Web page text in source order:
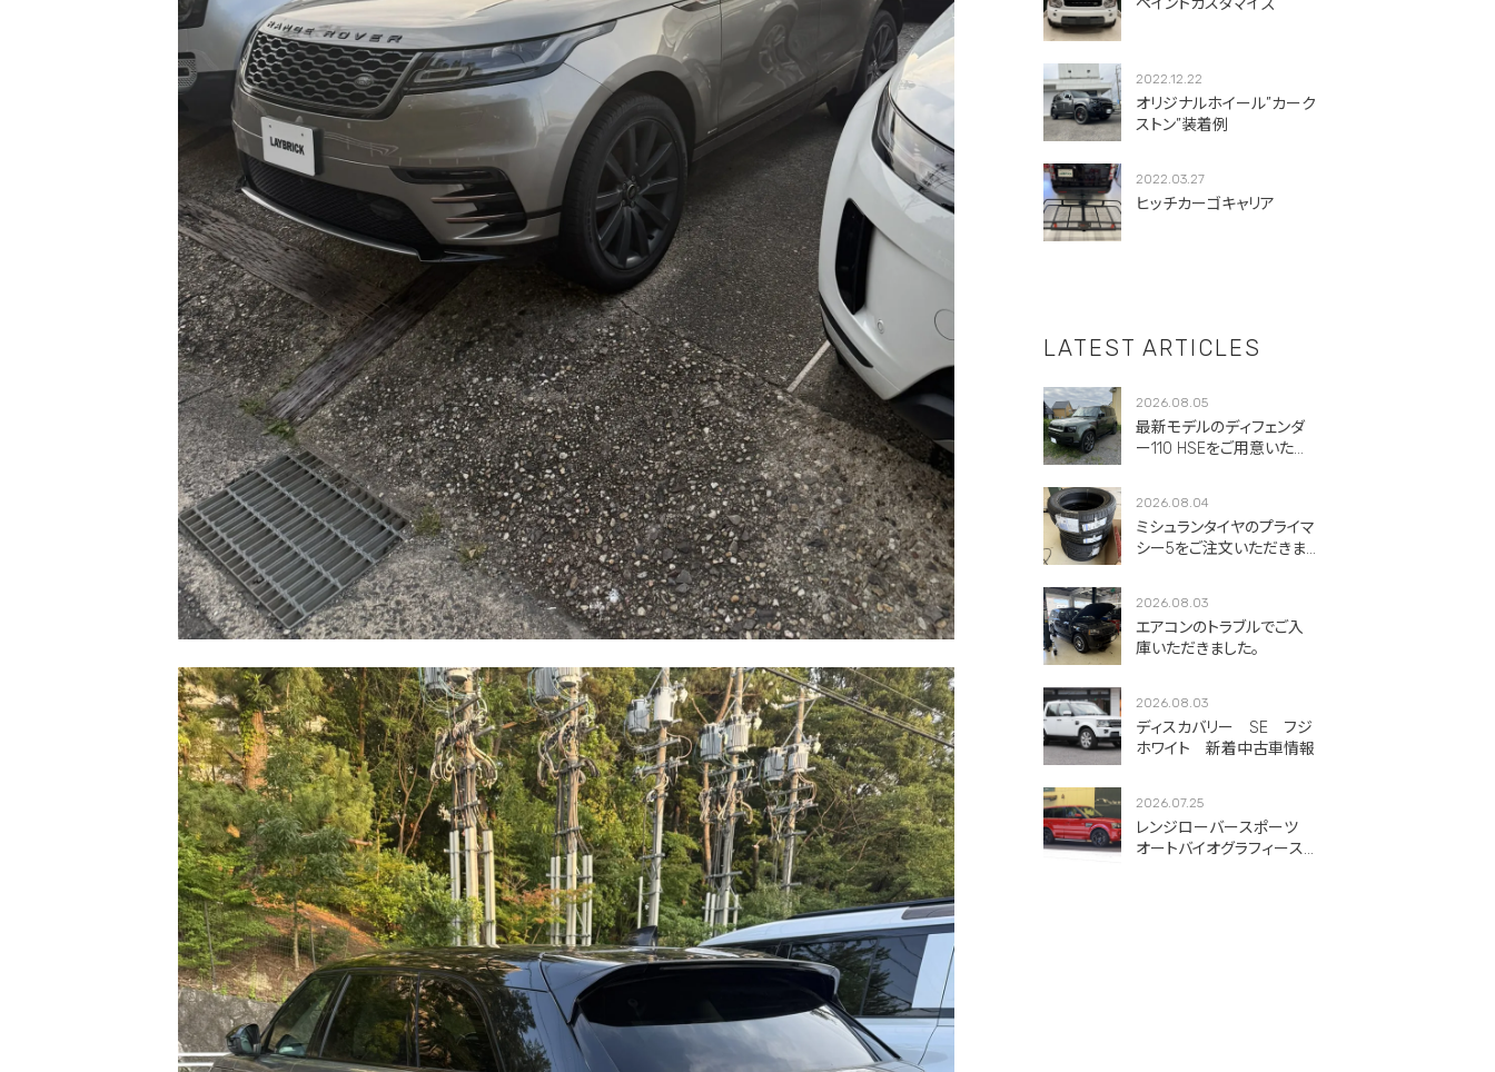
ペイントカスタマイズ
2022.12.22
オリジナルホイール”カーク
ストン”装着例
2022.03.27
ヒッチカーゴキャリア
LATEST ARTICLES
2026.08.05
最新モデルのディフェンダ
ー110 HSEをご用意いただ
2026.08.04
ミシュランタイヤのプライマ
シー5をご注文いただきま
2026.08.03
エアコンのトラブルでご入
庫いただきました。
2026.08.03
ディスカバリー SE フジ
ホワイト 新着中古車情報
2026.07.25
レンジローバースポーツ
オートバイオグラフィース